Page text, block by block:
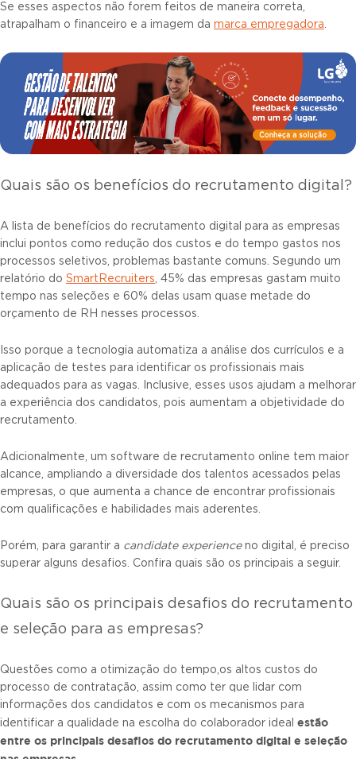
Se esses aspectos não forem feitos de maneira correta,
atrapalham o financeiro e a imagem da marca empregadora
Quais são os benefícios do recrutamento digital?
A lista de benefícios do recrutamento digital para as empresas
inclui pontos como redução dos custos e do tempo gastos nos
processos seletivos, problemas bastante comuns. Segundo um
relatório do SmartRecruiters , 45% das empresas gastam muito
tempo nas seleções e 60% delas usam quase metade do
orçamento de RH nesses processos.
Isso porque a tecnologia automatiza a análise dos currículos e a
aplicação de testes para identificar os profissionais mais
adequados para as vagas. Inclusive, esses usos ajudam a melhorar
a experiência dos candidatos, pois aumentam a objetividade do
recrutamento.
Adicionalmente, um software de recrutamento online tem maior
alcance, ampliando a diversidade dos talentos acessados pelas
empresas, o que aumenta a chance de encontrar profissionais
com qualificações e habilidades mais aderentes.
Porém, para garantir a candidate experienceno digital, é preciso
superar alguns desafios. Confira quais são os principais a seguir.
Quais são os principais desafios do recrutamento
e seleção para as empresas?
Questões como a otimização do tempo,os altos custos do
processo de contratação, assim como ter que lidar com
informações dos candidatos e com os mecanismos para
identificar a qualidade na escolha do colaborador ideal estão
entre os principais desafios do recrutamento digital e seleção